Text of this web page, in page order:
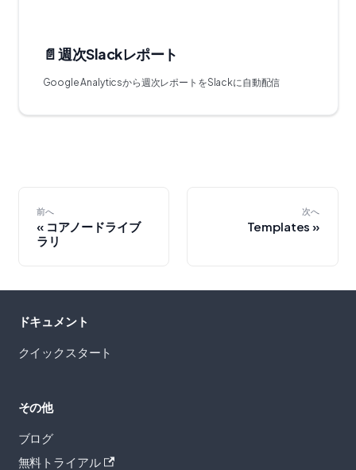
📄️週次Slackレポート
Google Analyticsから週次レポートをSlackに自動配信
前へ
コアノードライブ
ラリ
次へ
Templates
ドキュメント
クイックスタート
その他
ブログ
無料トライアル